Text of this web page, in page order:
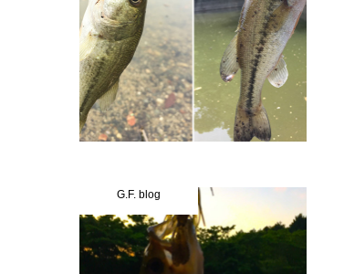
G.F. blog